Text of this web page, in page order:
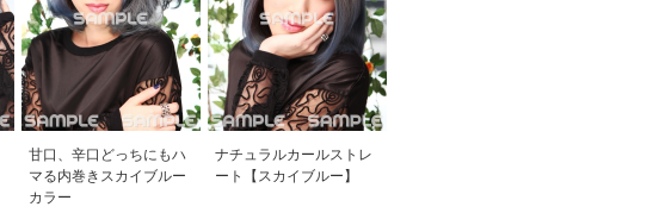
甘口、辛口どっちにもハ
マる内巻きスカイブルー
カラー
ナチュラルカールストレ
ート【スカイブルー】